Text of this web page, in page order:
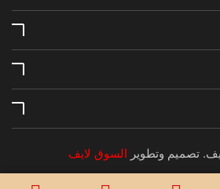
تصميم وتطوير السوق لايف